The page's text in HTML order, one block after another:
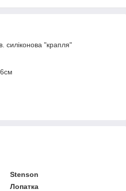
силіконова "крапля"
Stenson
Лопатка